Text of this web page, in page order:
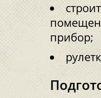
прибор;